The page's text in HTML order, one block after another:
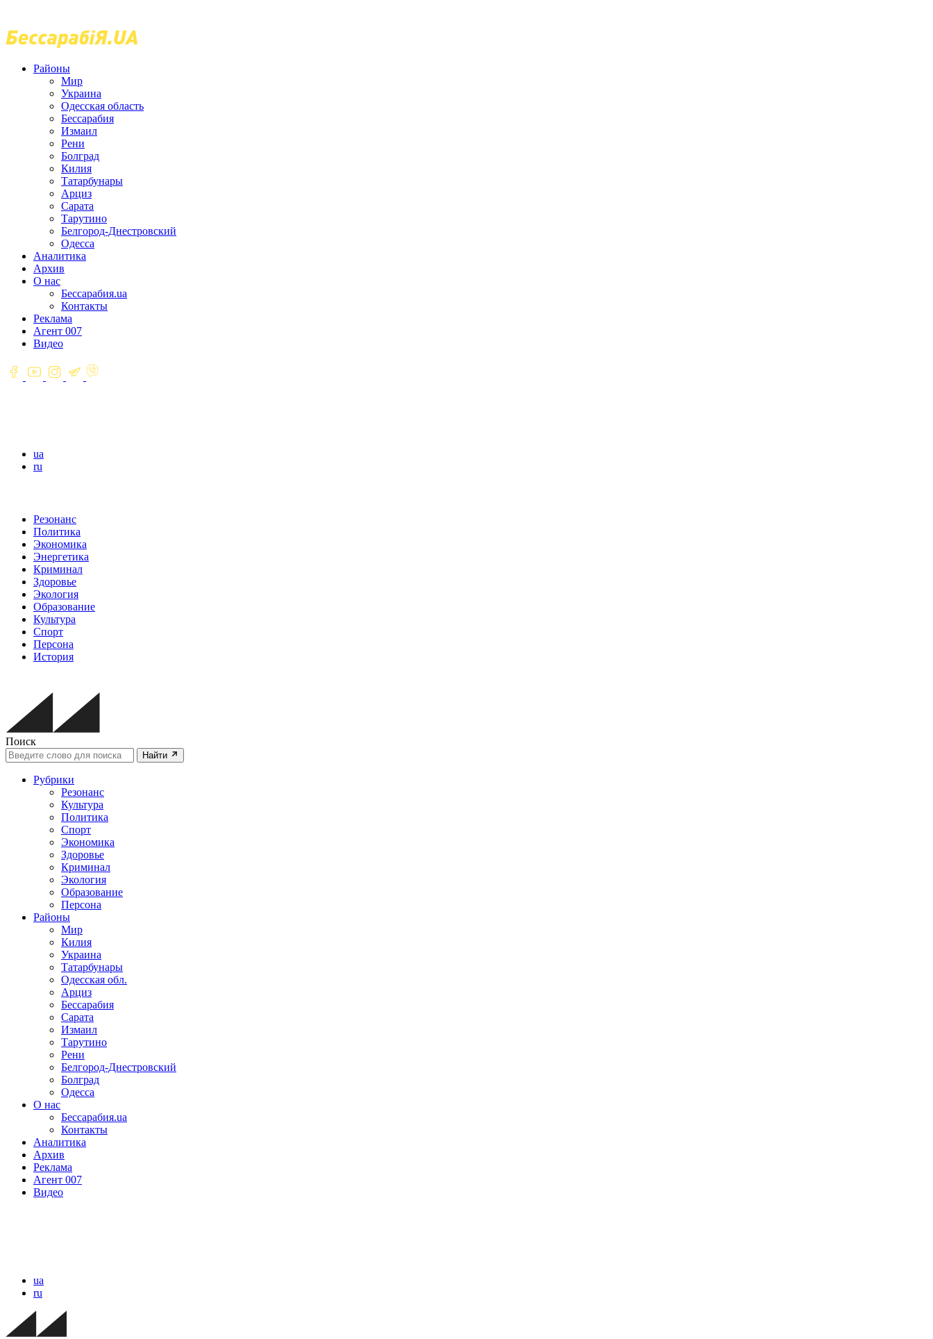
Районы
Мир
Украина
Одесская область
Бессарабия
Измаил
Рени
Болград
Килия
Татарбунары
Арциз
Сарата
Тарутино
Белгород-Днестровский
Одесса
Аналитика
Архив
О нас
Бессарабия.ua
Контакты
Реклама
Агент 007
Видео
ua
ru
Резонанс
Политика
Экономика
Энергетика
Криминал
Здоровье
Экология
Образование
Культура
Спорт
Персона
История
Поиск
Найти
Рубрики
Резонанс
Культура
Политика
Спорт
Экономика
Здоровье
Криминал
Экология
Образование
Персона
Районы
Мир
Килия
Украина
Татарбунары
Одесская обл.
Арциз
Бессарабия
Сарата
Измаил
Тарутино
Рени
Белгород-Днестровский
Болград
Одесса
О нас
Бессарабия.ua
Контакты
Аналитика
Архив
Реклама
Агент 007
Видео
ua
ru